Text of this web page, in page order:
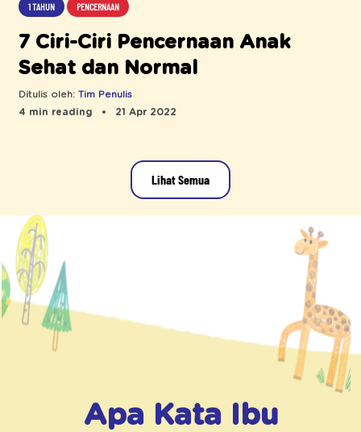
1 TAHUN PENCERNAAN
7 Ciri-Ciri Pencernaan Anak
Sehat dan Normal
Ditulis oleh: Tim Penulis
4 min reading
21 Apr 2022
Lihat Semua
Apa Kata Ibu